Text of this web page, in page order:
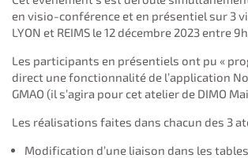
en visio-conférence et en présentiel sur 3
LYON et REIMS le 12 décembre 2023 entre
Les participants en présentiels ont pu «
direct une fonctionnalité de l’application
GMAO (il s’agira pour cet atelier de DIMO
Les réalisations faites dans chacun des 3
Modification d’une liaison dans les